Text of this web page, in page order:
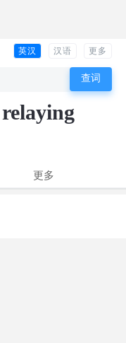
英汉 汉语 更多
更多